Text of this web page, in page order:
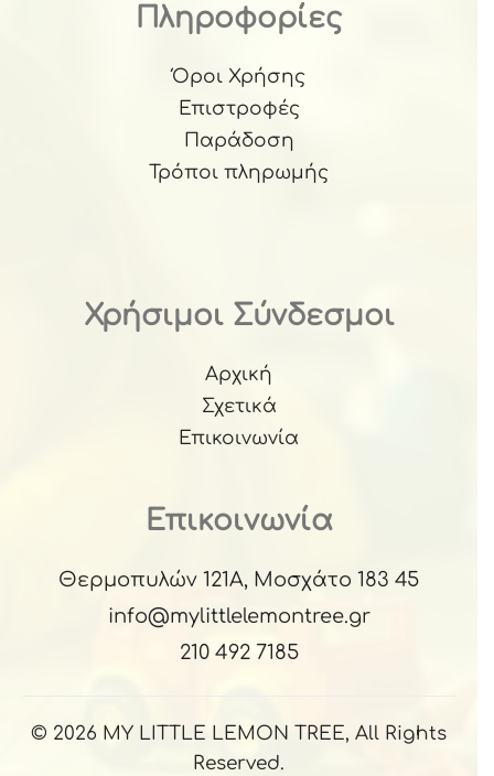
Πληροφορίες
Όροι Χρήσης
Επιστροφές
Παράδοση
Τρόποι πληρωμής
Χρήσιμοι Σύνδεσμοι
Αρχική
Σχετικά
Επικοινωνία
Επικοινωνία
Θερμοπυλών 121Α, Μοσχάτο 183 45
info@mylittlelemontree.gr
210 492 7185
© 2026 MY LITTLE LEMON TREE, All Rights
Reserved.